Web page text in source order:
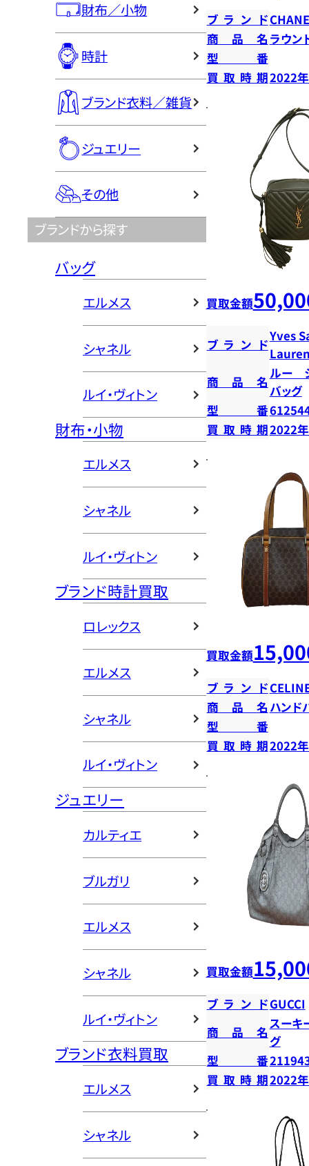
財布／小物
時計
ブランド衣料／雑貨
ジュエリー
その他
ブランドから探す
バッグ
エルメス
シャネル
ルイ・ヴィトン
財布・小物
エルメス
シャネル
ルイ・ヴィトン
ブランド時計買取
ロレックス
エルメス
シャネル
ルイ・ヴィトン
ジュエリー
カルティエ
ブルガリ
エルメス
シャネル
ルイ・ヴィトン
ブランド衣料買取
エルメス
シャネル
ブランド
商品名 ラウン
型番
買取時期2022
買取金額
ブランド
Yves
商品名
ルー
バッグ
型番
買取時期2022
買取金額
ブランド
商品名 ハンド
型番
買取時期2022
買取金額
ブランドGUCCI
商品名
スーキ
グ
型番
買取時期2022